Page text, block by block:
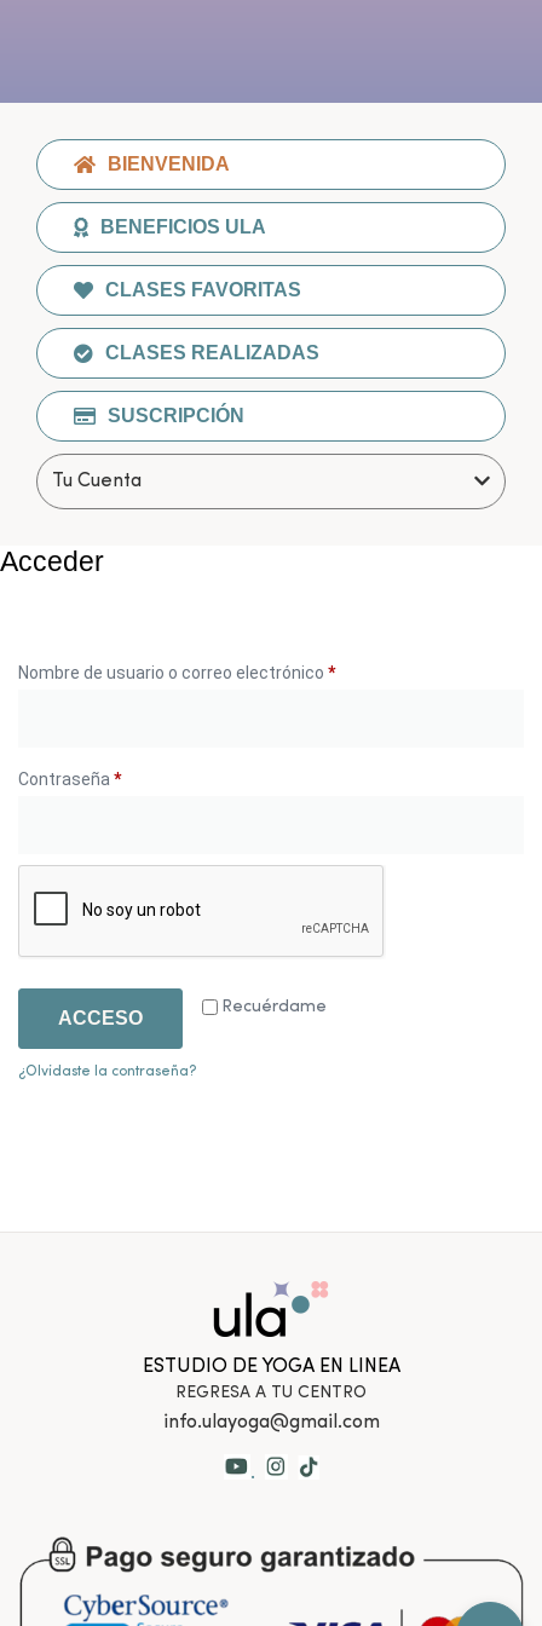
BIENVENIDA
BENEFICIOS ULA
CLASES FAVORITAS
CLASES REALIZADAS
SUSCRIPCIÓN
Tu Cuenta
Acceder
Nombre de usuario o correo electrónico *
Contraseña *
Recuérdame
ACCESO
¿Olvidaste la contraseña?
ESTUDIO DE YOGA EN LINEA
REGRESA A TU CENTRO
info.ulayoga@gmail.com
.